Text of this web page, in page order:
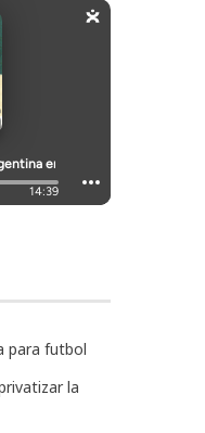
para futbol
la